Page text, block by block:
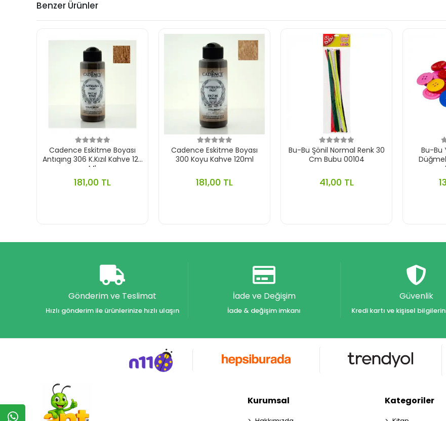
Benzer Ürünler
Cadence Eskitme Boyası
Antıqıng 306 K.Kızıl Kahve 120
Ml
181,00 TL
Cadence Eskitme Boyası
300 Koyu Kahve 120ml
181,00 TL
Bu-Bu Şönil Normal Renk 30
Cm Bubu 00104
41,00 TL
Bu-Bu
Gönderim ve Teslimat
Hızlı gönderim ile ürünlerinize hızlı ulaşın
İade ve Değişim
İade & değişim imkanı
Güvenlik
Kredi kartı ve kişisel
Kurumsal Kategoriler